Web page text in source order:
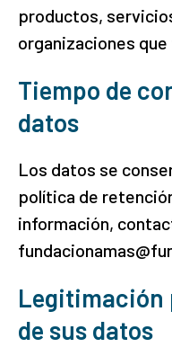
productos,
organizaciones que
Tiempo de
datos
Los datos se
política de
información,
Legitimación
de sus datos